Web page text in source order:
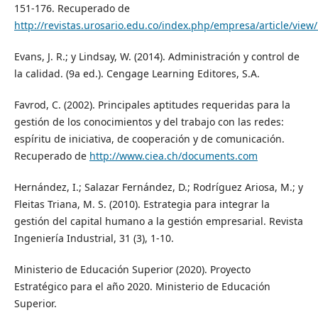
151-176. Recuperado de
http://revistas.urosario.edu.co/index.php/empresa/article/
Evans, J. R.; y Lindsay, W. (2014). Administración y control de
la calidad. (9a ed.). Cengage Learning Editores, S.A.
Favrod, C. (2002). Principales aptitudes requeridas para la
gestión de los conocimientos y del trabajo con las redes:
espíritu de iniciativa, de cooperación y de comunicación.
Recuperado de http://www.ciea.ch/documents.com
Hernández, I.; Salazar Fernández, D.; Rodríguez Ariosa, M.; y
Fleitas Triana, M. S. (2010). Estrategia para integrar la
gestión del capital humano a la gestión empresarial. Revista
Ingeniería Industrial, 31 (3), 1-10.
Ministerio de Educación Superior (2020). Proyecto
Estratégico para el año 2020. Ministerio de Educación
Superior.